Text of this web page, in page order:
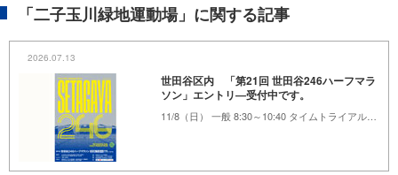
「二子玉川緑地運動場」に関する記事
2026.07.13
世田谷区内 「第21回 世田谷246ハーフマラ
ソン」エントリ―受付中です。